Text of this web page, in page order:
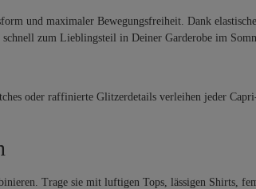
und maximaler Bewegungsfreiheit. Dank
zum Lieblingsteil in Deiner Garderobe im
oder raffinierte Glitzerdetails verleihen jeder
Trage sie mit luftigen Tops, lässigen Shirts,